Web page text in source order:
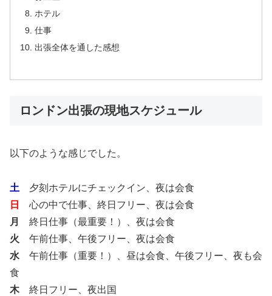
ホテル
仕事
出張全体を通した感想
ロンドン出張の現地スケジュール
以下のような感じでした。
土 夕刻ホテルにチェックイン、夜は会食
日
心の中で仕事、終日フリー、夜は会食
月
終日仕事（最重要！）、夜は会食
火 午前仕事、午後フリー、夜は会食
水 午前仕事（重要！）、昼は会食、午後フリー、夜も会
食
木終日フリー、夜出国